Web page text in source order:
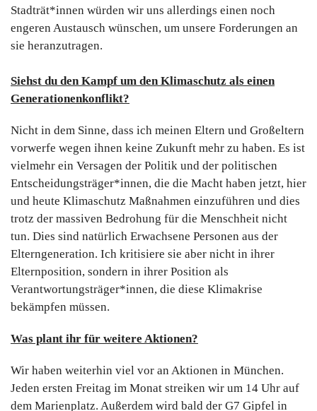
Stadträt*innen würden wir uns allerdings einen noch
engeren Austausch wünschen, um unsere Forderungen an
sie heranzutragen.
Siehst du den Kampf um den Klimaschutz als einen
Generationenkonflikt?
Nicht in dem Sinne, dass ich meinen Eltern und Großeltern
vorwerfe wegen ihnen keine Zukunft mehr zu haben. Es ist
vielmehr ein Versagen der Politik und der politischen
Entscheidungsträger*innen, die die Macht haben jetzt, hier
und heute Klimaschutz Maßnahmen einzuführen und dies
trotz der massiven Bedrohung für die Menschheit nicht
tun. Dies sind natürlich Erwachsene Personen aus der
Elterngeneration. Ich kritisiere sie aber nicht in ihrer
Elternposition, sondern in ihrer Position als
Verantwortungsträger*innen, die diese Klimakrise
bekämpfen müssen.
Was plant ihr für weitere Aktionen?
Wir haben weiterhin viel vor an Aktionen in München.
Jeden ersten Freitag im Monat streiken wir um 14 Uhr auf
dem Marienplatz. Außerdem wird bald der G7 Gipfel in